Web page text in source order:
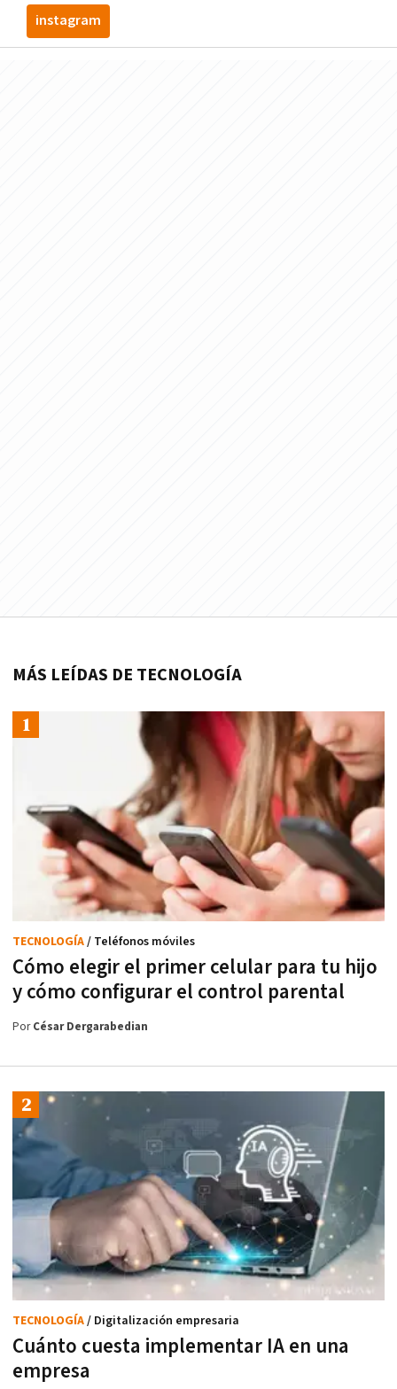
instagram
MÁS LEÍDAS DE TECNOLOGÍA
Cómo elegir el primer celular para tu hijo
y cómo configurar el control parental
TECNOLOGÍA/ Teléfonos móviles
PorCésar Dergarabedian
Cuánto cuesta implementar IA en una
empresa
TECNOLOGÍA/ Digitalización empresaria